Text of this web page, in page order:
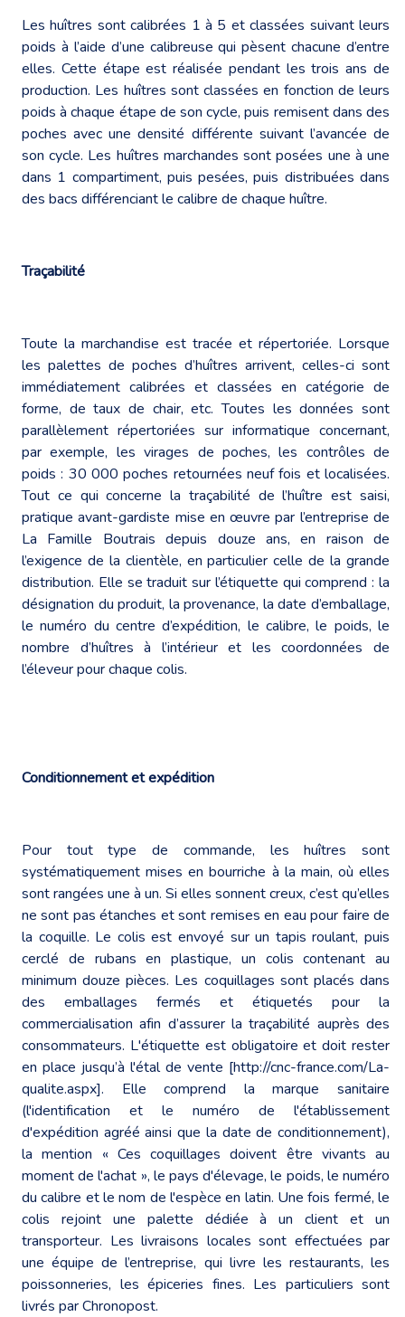
Les huîtres sont calibrées 1 à 5 et classées suivant leurs
poids à l’aide d’une calibreuse qui pèsent chacune d’entre
elles. Cette étape est réalisée pendant les trois ans de
production. Les huîtres sont classées en fonction de leurs
poids à chaque étape de son cycle, puis remisent dans des
poches avec une densité différente suivant l’avancée de
son cycle. Les huîtres marchandes sont posées une à une
dans 1 compartiment, puis pesées, puis distribuées dans
des bacs différenciant le calibre de chaque huître.
Traçabilité
Toute la marchandise est tracée et répertoriée. Lorsque
les palettes de poches d’huîtres arrivent, celles-ci sont
immédiatement calibrées et classées en catégorie de
forme, de taux de chair, etc. Toutes les données sont
parallèlement répertoriées sur informatique concernant,
par exemple, les virages de poches, les contrôles de
poids : 30 000 poches retournées neuf fois et localisées.
Tout ce qui concerne la traçabilité de l’huître est saisi,
pratique avant-gardiste mise en œuvre par l’entreprise de
La Famille Boutrais depuis douze ans, en raison de
l’exigence de la clientèle, en particulier celle de la grande
distribution. Elle se traduit sur l’étiquette qui comprend : la
désignation du produit, la provenance, la date d’emballage,
le numéro du centre d’expédition, le calibre, le poids, le
nombre d’huîtres à l’intérieur et les coordonnées de
l’éleveur pour chaque colis.
Conditionnement et expédition
Pour tout type de commande, les huîtres sont
systématiquement mises en bourriche à la main, où elles
sont rangées une à un. Si elles sonnent creux, c’est qu’elles
ne sont pas étanches et sont remises en eau pour faire de
la coquille. Le colis est envoyé sur un tapis roulant, puis
cerclé de rubans en plastique, un colis contenant au
minimum douze pièces. Les coquillages sont placés dans
des emballages fermés et étiquetés pour la
commercialisation afin d’assurer la traçabilité auprès des
consommateurs. L'étiquette est obligatoire et doit rester
en place jusqu’à l'étal de vente [http://cnc-france.com/La-
qualite.aspx]. Elle comprend la marque sanitaire
(l'identification et le numéro de l'établissement
d'expédition agréé ainsi que la date de conditionnement),
la mention « Ces coquillages doivent être vivants au
moment de l'achat », le pays d'élevage, le poids, le numéro
du calibre et le nom de l'espèce en latin. Une fois fermé, le
colis rejoint une palette dédiée à un client et un
transporteur. Les livraisons locales sont effectuées par
une équipe de l’entreprise, qui livre les restaurants, les
poissonneries, les épiceries fines. Les particuliers sont
livrés par Chronopost.